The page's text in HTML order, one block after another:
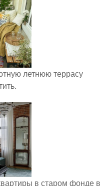
летнюю террасу
в старом фонде в